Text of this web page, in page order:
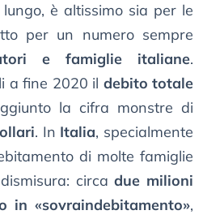
è altissimo sia per le
per un numero sempre
e famiglie italiane.
a fine 2020 il debito totale
la cifra monstre di
. In Italia, specialmente
di molte famiglie
circadue milioni
in «sovraindebitamento»,